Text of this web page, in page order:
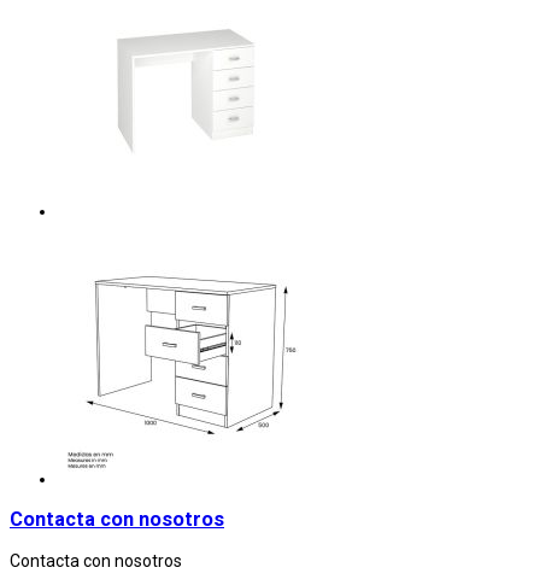
Contacta con nosotros
Contacta con nosotros